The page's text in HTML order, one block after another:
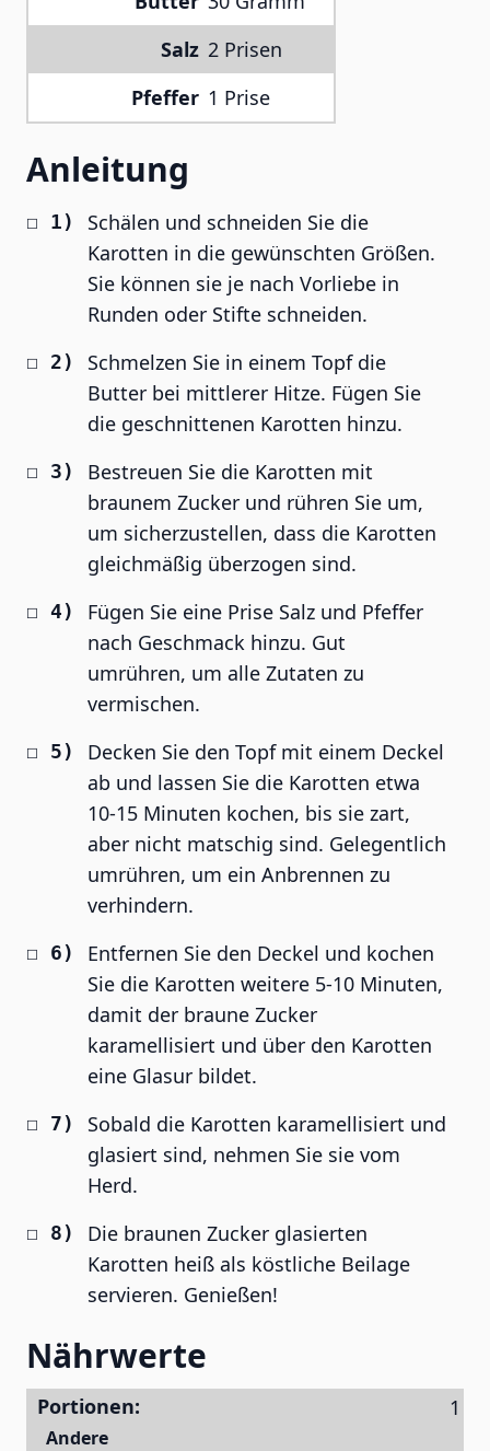
Salz 2 Prisen
Pfeffer 1 Prise
Anleitung
Schälen und schneiden Sie die
Karotten in die gewünschten Größen.
Sie können sie je nach Vorliebe in
Runden oder Stifte schneiden.
Schmelzen Sie in einem Topf die
Butter bei mittlerer Hitze. Fügen Sie
die geschnittenen Karotten hinzu.
Bestreuen Sie die Karotten mit
braunem Zucker und rühren Sie um,
um sicherzustellen, dass die Karotten
gleichmäßig überzogen sind.
Fügen Sie eine Prise Salz und Pfeffer
nach Geschmack hinzu. Gut
umrühren, um alle Zutaten zu
vermischen.
Decken Sie den Topf mit einem Deckel
ab und lassen Sie die Karotten etwa
10-15 Minuten kochen, bis sie zart,
aber nicht matschig sind. Gelegentlich
umrühren, um ein Anbrennen zu
verhindern.
Entfernen Sie den Deckel und kochen
Sie die Karotten weitere 5-10 Minuten,
damit der braune Zucker
karamellisiert und über den Karotten
eine Glasur bildet.
Sobald die Karotten karamellisiert und
glasiert sind, nehmen Sie sie vom
Herd.
Die braunen Zucker glasierten
Karotten heiß als köstliche Beilage
servieren. Genießen!
Nährwerte
Portionen:
Andere